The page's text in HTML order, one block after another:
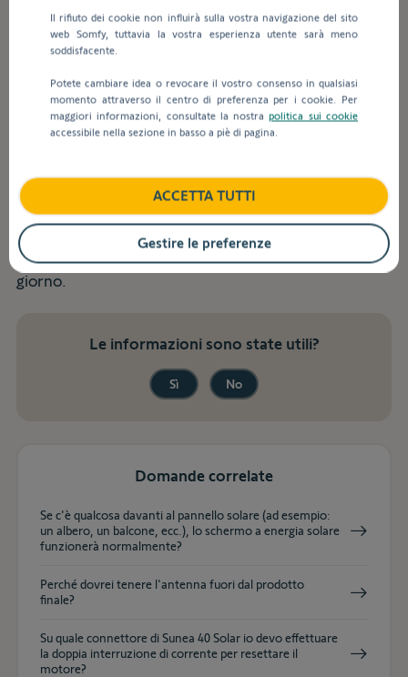
valori
ricerca,
vengono
visualizzati
dei
suggerimenti
per
facilitare
la
selezione.
Installazione e impostazioni
La finestra è orientata a nord, lo
schermo a energia solare
funzionerebbe correttamente?
Il pannello solare non ha bisogno del sole diretto per
ricaricare la batteria. Non è necessaria la piena luce
del sole per funzionare, è alimentato dalla luce del
giorno.
Le informazioni sono state utili?
Sì No
Domande correlate
Se c'è qualcosa davanti al pannello solare (ad esempio:
un albero, un balcone, ecc.), lo schermo a energia solare
funzionerà normalmente?
Perché dovrei tenere l'antenna fuori dal prodotto
finale?
Su quale connettore di Sunea 40 Solar io devo effettuare
la doppia interruzione di corrente per resettare il
motore?
Il rifiuto dei cookie non influirà sulla vostra navigazione del sito
web Somfy, tuttavia la vostra esperienza utente sarà meno
soddisfacente.
Potete cambiare idea o revocare il vostro consenso in qualsiasi
momento attraverso il centro di preferenza per i cookie. Per
maggiori informazioni, consultate la nostrapolitica sui cookie
accessibile nella sezione in basso a piè di pagina.
ACCETTA TUTTI
Gestire le preferenze